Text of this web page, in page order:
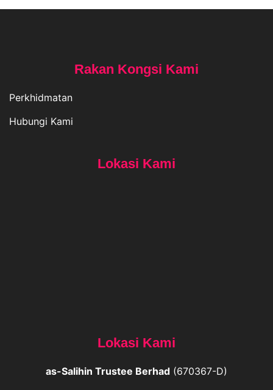
Rakan Kongsi Kami
Perkhidmatan
Hubungi Kami
Lokasi Kami
Lokasi Kami
as-Salihin Trustee Berhad (670367-D)